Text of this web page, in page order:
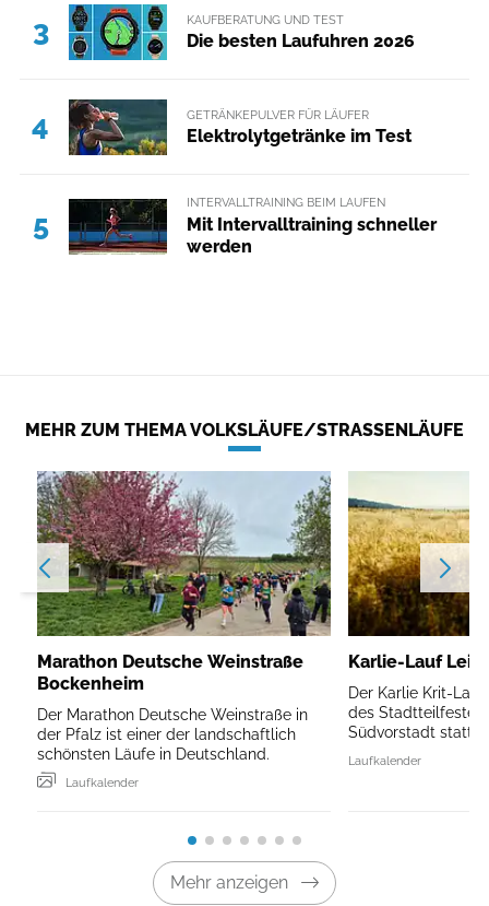
3 KAUFBERATUNG UND TEST
Die besten Laufuhren 2026
4 GETRÄNKEPULVER FÜR LÄUFER
Elektrolytgetränke im Test
5
INTERVALLTRAINING BEIM LAUFEN
Mit Intervalltraining schneller
werden
MEHR ZUM THEMA VOLKSLÄUFE/STRASSENLÄUFE
Marathon Deutsche Weinstraße
Bockenheim
Der Marathon Deutsche Weinstraße in
der Pfalz ist einer der landschaftlich
schönsten Läufe in Deutschland.
Laufkalender
Karlie-Lauf
Der Karlie Krit-
des Stadtteilfestes
Südvorstadt statt.
Laufkalender
Mehr anzeigen